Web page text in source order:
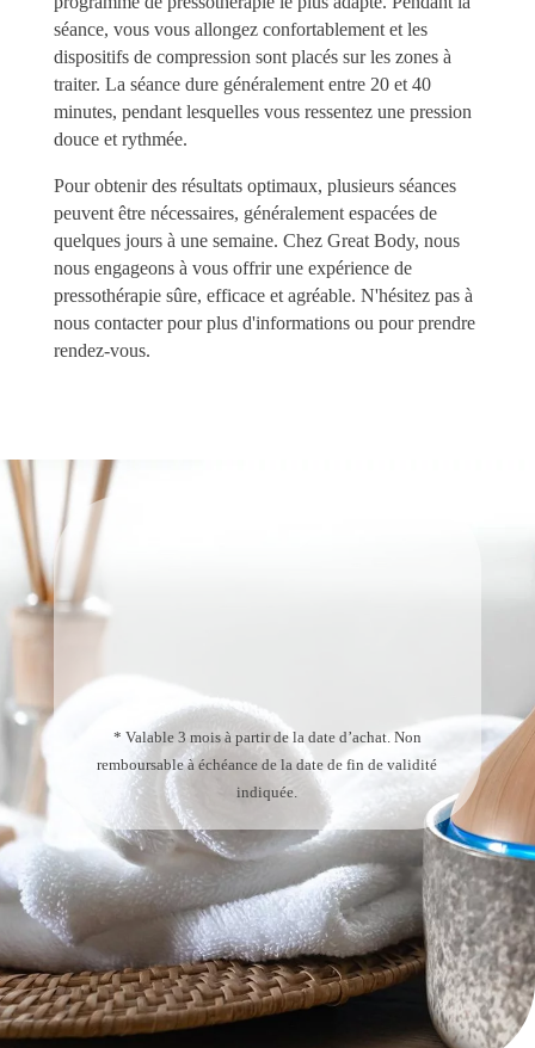
séance, vous vous allongez confortablement et les
dispositifs de compression sont placés sur les zones à
traiter. La séance dure généralement entre 20 et 40
minutes, pendant lesquelles vous ressentez une pression
douce et rythmée.
Pour obtenir des résultats optimaux, plusieurs séances
peuvent être nécessaires, généralement espacées de
quelques jours à une semaine. Chez Great Body, nous
nous engageons à vous offrir une expérience de
pressothérapie sûre, efficace et agréable. N'hésitez pas à
nous contacter pour plus d'informations ou pour prendre
rendez-vous.
* Valable 3 mois à partir de la date d’achat. Non
remboursable à échéance de la date de fin de validité
indiquée.